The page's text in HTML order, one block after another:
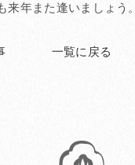
来年また逢いましょう。
一覧に戻る